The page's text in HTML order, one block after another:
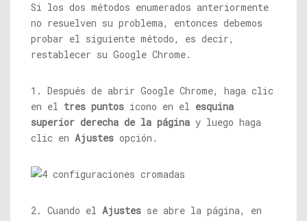
Si los dos métodos enumerados anteriormente
no resuelven su problema, entonces debemos
probar el siguiente método, es decir,
restablecer su Google Chrome.
1. Después de abrir Google Chrome, haga clic
en el tres puntos icono en el esquina
superior derecha de la página y luego haga
clic en Ajustes opción.
2. Cuando el Ajustes se abre la página, en